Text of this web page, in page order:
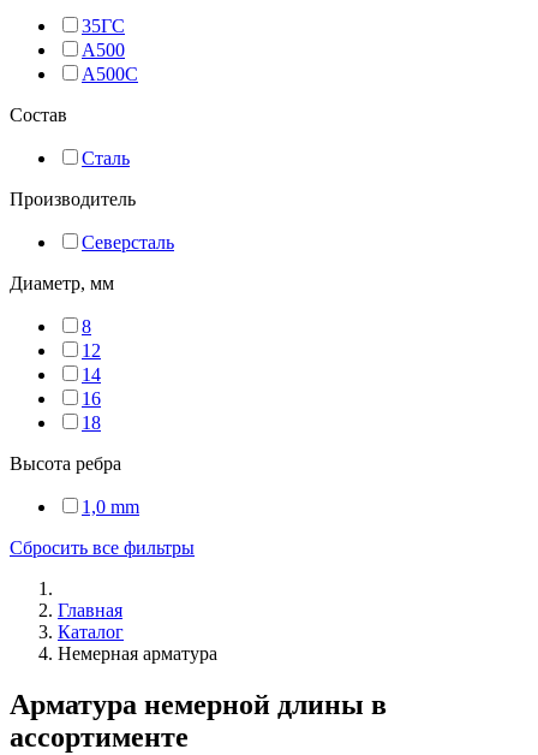
35ГС
А500
А500С
Состав
Сталь
Производитель
Северсталь
Диаметр, мм
8
12
14
16
18
Высота ребра
1,0 mm
Сбросить все фильтры
Главная
Каталог
Немерная арматура
Арматура немерной длины в
ассортименте